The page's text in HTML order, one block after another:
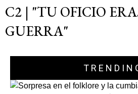
C2 | "TU OFICIO
GUERRA"